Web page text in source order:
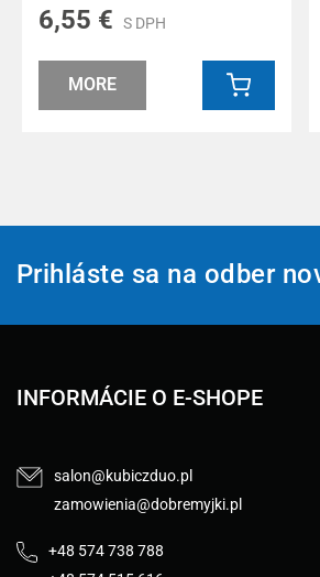
6,55 € S DPH
MORE
Prihláste sa na odber
INFORMÁCIE O E-SHOPE
salon@kubiczduo.pl
zamowienia@dobremyjki.pl
+48 574 738 788